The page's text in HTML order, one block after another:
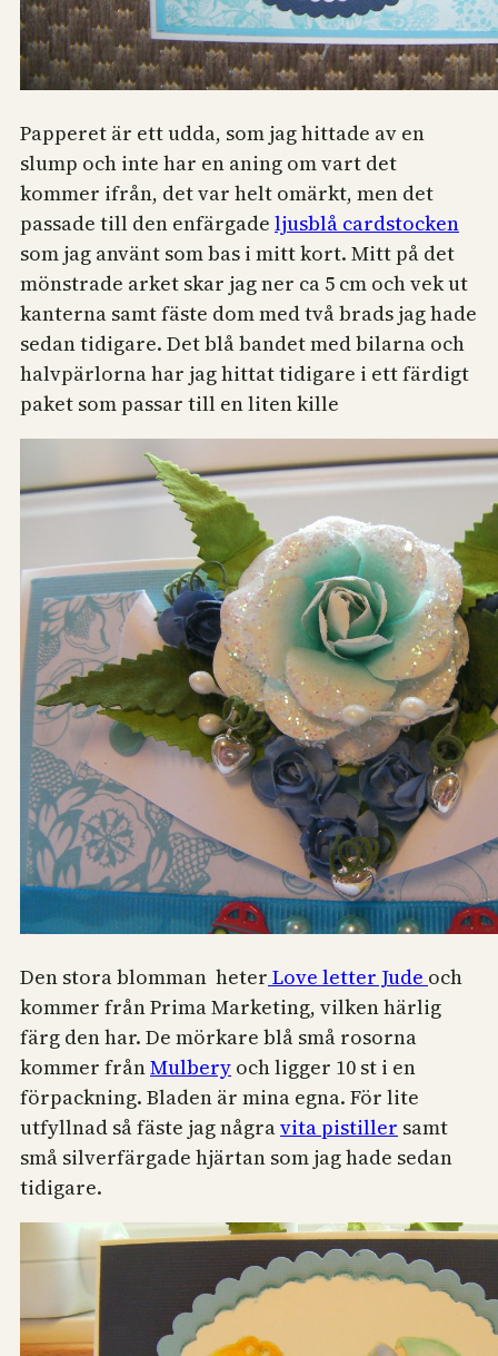
Papperet är ett udda, som jag hittade av en
slump och inte har en aning om vart det
kommer ifrån, det var helt omärkt, men det
passade till den enfärgade ljusblå cardstocken
som jag använt som bas i mitt kort. Mitt på det
mönstrade arket skar jag ner ca 5 cm och vek ut
kanterna samt fäste dom med två brads jag hade
sedan tidigare. Det blå bandet med bilarna och
halvpärlorna har jag hittat tidigare i ett färdigt
paket som passar till en liten kille
Den stora blomman heter Love letter Jude och
kommer från Prima Marketing, vilken härlig
färg den har. De mörkare blå små rosorna
kommer frånMulbery och ligger 10 st i en
förpackning. Bladen är mina egna. För lite
utfyllnad så fäste jag någravita pistiller samt
små silverfärgade hjärtan som jag hade sedan
tidigare.